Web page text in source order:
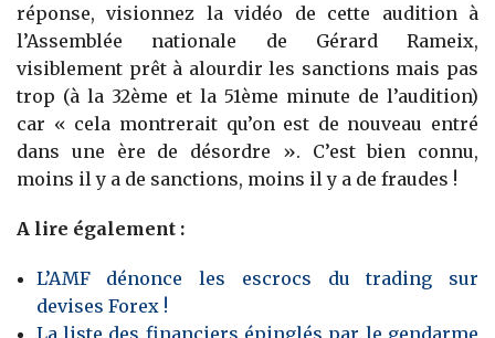
réponse, visionnez la vidéo de cette audition à
l’Assemblée nationale de Gérard Rameix,
visiblement prêt à alourdir les sanctions mais pas
trop (à la 32ème et la 51ème minute de l’audition)
car « cela montrerait qu’on est de nouveau entré
dans une ère de désordre ». C’est bien connu,
moins il y a de sanctions, moins il y a de fraudes !
A lire également :
L’AMF dénonce les escrocs du trading sur
devises Forex !
La liste des financiers épinglés par le gendarme